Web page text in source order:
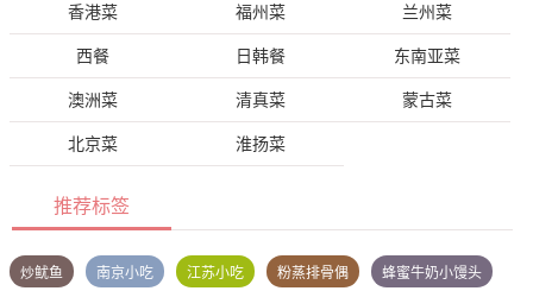
香港菜 福州菜 兰州菜
西餐 日韩餐 东南亚菜
澳洲菜 清真菜 蒙古菜
北京菜 淮扬菜
推荐标签
炒鱿鱼 南京小吃 江苏小吃 粉蒸排骨偶 蜂蜜牛奶小馒头